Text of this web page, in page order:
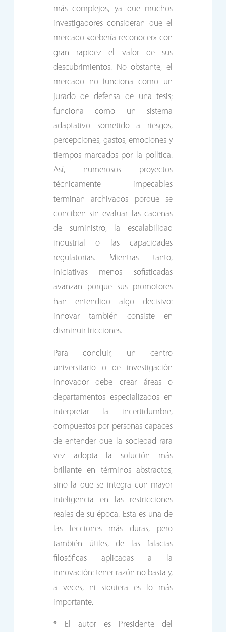
más complejos, ya que muchos
investigadores consideran que el
mercado «debería reconocer» con
gran rapidez el valor de sus
descubrimientos. No obstante, el
mercado no funciona como un
jurado de defensa de una tesis;
funciona como un sistema
adaptativo sometido a riesgos,
percepciones, gastos, emociones y
tiempos marcados por la política.
Así, numerosos proyectos
técnicamente impecables
terminan archivados porque se
conciben sin evaluar las cadenas
de suministro, la escalabilidad
industrial o las capacidades
regulatorias. Mientras tanto,
iniciativas menos sofisticadas
avanzan porque sus promotores
han entendido algo decisivo:
innovar también consiste en
disminuir fricciones.
Para concluir, un centro
universitario o de investigación
innovador debe crear áreas o
departamentos especializados en
interpretar la incertidumbre,
compuestos por personas capaces
de entender que la sociedad rara
vez adopta la solución más
brillante en términos abstractos,
sino la que se integra con mayor
inteligencia en las restricciones
reales de su época. Esta es una de
las lecciones más duras, pero
también útiles, de las falacias
filosóficas aplicadas a la
innovación: tener razón no basta y,
a veces, ni siquiera es lo más
importante.
* El autor es Presidente del